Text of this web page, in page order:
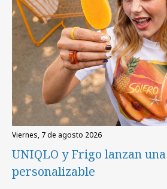
viernes, 7 de agosto 2026
UNIQLO y Frigo lanzan
personalizable